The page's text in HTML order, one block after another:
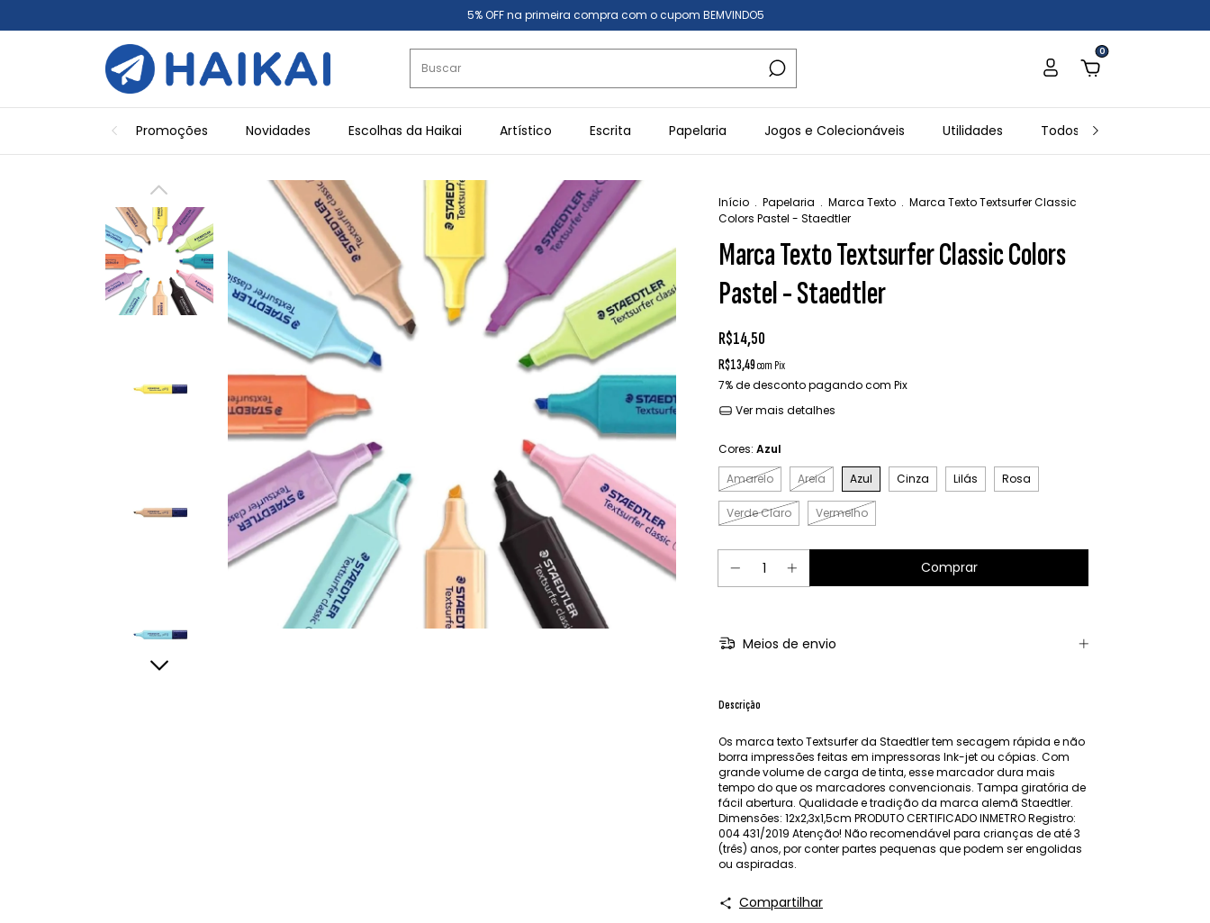
5% OFF na primeira compra com o cupom BEMVINDO5
0
Promoções Novidades Escolhas da Haikai Artístico Escrita Papelaria Jogos e Colecionáveis Utilidades Todos os Produtos
Início . Papelaria . Marca Texto . Marca Texto Textsurfer Classic
Colors Pastel - Staedtler
Marca Texto Textsurfer Classic Colors
Pastel - Staedtler
R$14,50
R$13,49com Pix
7% de descontopagando com Pix
Ver mais detalhes
Cores: Azul
Amarelo
Areia Azul Cinza Lilás Rosa
Verde Claro Vermelho
Meios de envio
Descrição
Os marca texto Textsurfer da Staedtler tem secagem rápida e não
borra impressões feitas em impressoras Ink-jet ou cópias. Com
grande volume de carga de tinta, esse marcador dura mais
tempo do que os marcadores convencionais. Tampa giratória de
fácil abertura. Qualidade e tradição da marca alemã Staedtler.
Dimensões: 12x2,3x1,5cm PRODUTO CERTIFICADO INMETRO Registro:
004 431/2019 Atenção! Não recomendável para crianças de até 3
(três) anos, por conter partes pequenas que podem ser engolidas
ou aspiradas.
Compartilhar